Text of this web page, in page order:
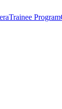
Trainee Program